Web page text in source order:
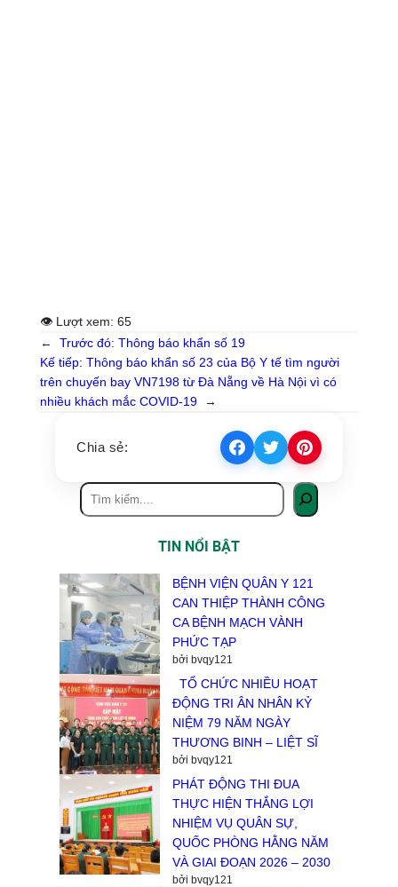
👁 Lượt xem: 65
←
Trước đó: Thông báo khẩn số 19
Kế tiếp: Thông báo khẩn số 23 của Bộ Y tế tìm người
trên chuyến bay VN7198 từ Đà Nẵng về Hà Nội vì có
nhiều khách mắc COVID-19
→
Chia sẻ:
TIN NỔI BẬT
BỆNH VIỆN QUÂN Y 121
CAN THIỆP THÀNH CÔNG
CA BỆNH MẠCH VÀNH
PHỨC TẠP
bởi bvqy121
TỔ CHỨC NHIỀU HOẠT
ĐỘNG TRI ÂN NHÂN KỶ
NIỆM 79 NĂM NGÀY
THƯƠNG BINH – LIỆT SĨ
bởi bvqy121
PHÁT ĐỘNG THI ĐUA
THỰC HIỆN THẮNG LỢI
NHIỆM VỤ QUÂN SỰ,
QUỐC PHÒNG HẰNG NĂM
VÀ GIAI ĐOẠN 2026 – 2030
bởi bvqy121